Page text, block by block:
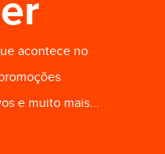
acontece no
e muito mais...